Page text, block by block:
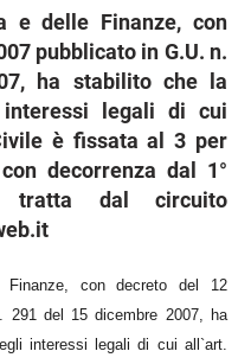
e delle Finanze, con
pubblicato in G.U. n.
ha stabilito che la
legali di cui
è fissata al 3 per
decorrenza dal 1°
tratta dal circuito
Finanze, con decreto del 12
291 del 15 dicembre 2007, ha
interessi legali di cui all`art.